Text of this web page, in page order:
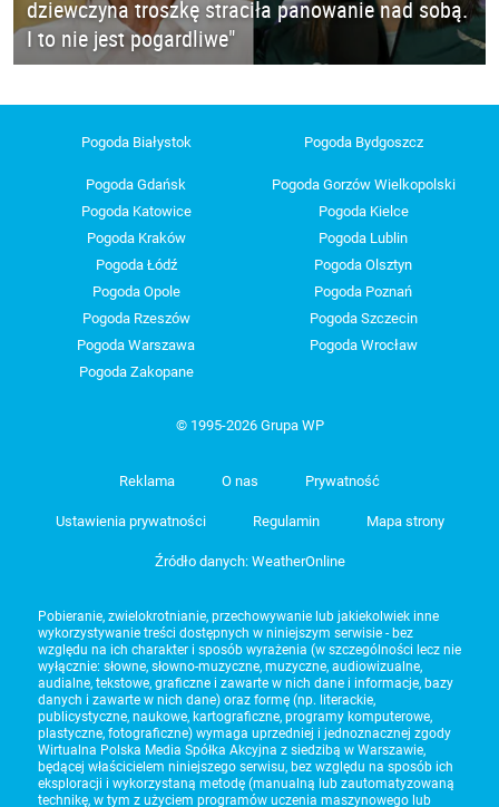
dziewczyna troszkę straciła panowanie nad sobą.
I to nie jest pogardliwe"
Pogoda Białystok Pogoda Bydgoszcz
Pogoda Gdańsk
Pogoda Gorzów Wielkopolski
Pogoda Katowice
Pogoda Kielce
Pogoda Kraków
Pogoda Lublin
Pogoda Łódź
Pogoda Olsztyn
Pogoda Opole
Pogoda Poznań
Pogoda Rzeszów
Pogoda Szczecin
Pogoda Warszawa
Pogoda Wrocław
Pogoda Zakopane
© 1995-2026 Grupa WP
Reklama O nas Prywatność
Ustawienia prywatności Regulamin Mapa strony
Źródło danych: WeatherOnline
Pobieranie, zwielokrotnianie, przechowywanie lub jakiekolwiek inne
wykorzystywanie treści dostępnych w niniejszym serwisie - bez
względu na ich charakter i sposób wyrażenia (w szczególności lecz nie
wyłącznie: słowne, słowno-muzyczne, muzyczne, audiowizualne,
audialne, tekstowe, graficzne i zawarte w nich dane i informacje, bazy
danych i zawarte w nich dane) oraz formę (np. literackie,
publicystyczne, naukowe, kartograficzne, programy komputerowe,
plastyczne, fotograficzne) wymaga uprzedniej i jednoznacznej zgody
Wirtualna Polska Media Spółka Akcyjna z siedzibą w Warszawie,
będącej właścicielem niniejszego serwisu, bez względu na sposób ich
eksploracji i wykorzystaną metodę (manualną lub zautomatyzowaną
technikę, w tym z użyciem programów uczenia maszynowego lub